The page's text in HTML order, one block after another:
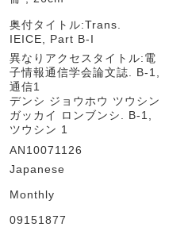
奥付タイトル:Trans.
IEICE, Part B-I
異なりアクセスタイトル:電
子情報通信学会論文誌. B-1,
通信1
デンシ ジョウホウ ツウシン
ガッカイ ロンブンシ. B-1,
ツウシン 1
AN10071126
Japanese
Monthly
09151877